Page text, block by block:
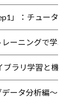
」：チュータ
ーニングで学
ブラリ学習と機
ータ分析編～